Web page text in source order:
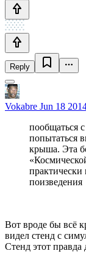
Reply
Vokabre Jun 18
пообщаться
попытаться
крыша. Эта
практически
поизведения
Вот вроде бы всё
видел стенд с
Стенд этот